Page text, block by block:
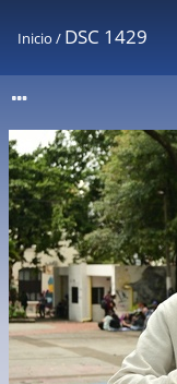
Inicio / DSC 1429